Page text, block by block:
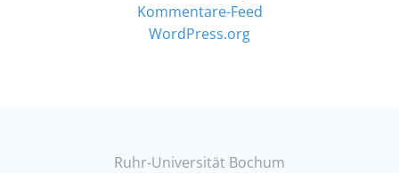
Kommentare-Feed
WordPress.org
Ruhr-Universität Bochum